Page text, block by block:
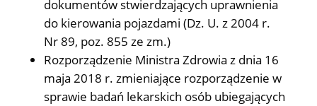
dokumentów stwierdzających uprawnienia
do kierowania pojazdami (Dz. U. z 2004 r.
Nr 89, poz. 855 ze zm.)
Rozporządzenie Ministra Zdrowia z dnia 16
maja 2018 r. zmieniające rozporządzenie w
sprawie badań lekarskich osób ubiegających